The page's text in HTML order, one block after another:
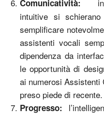
Comunicatività:
intuitive si
semplificare
assistenti vocali
dipendenza da
le opportunità di
ai numerosi Assistenti
preso piede di recente.
Progresso: